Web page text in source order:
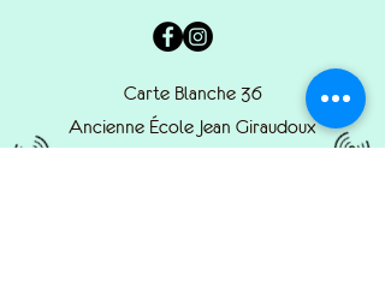
Carte Blanche 36
Ancienne École Jean Giraudoux